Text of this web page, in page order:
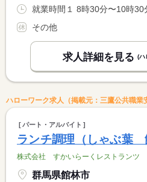
その他
求人詳細を見る (ハ
ハローワーク求人（掲載元：三鷹公共職業
パート・アルバイト
ランチ調理（しゃぶ葉
株式会社 すかいらーくレストランツ
群馬県館林市